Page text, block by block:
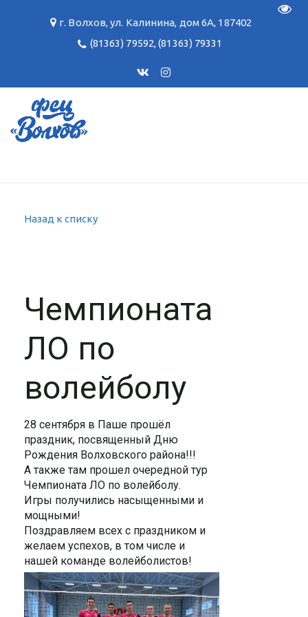
г. Волхов,ул. Калинина, дом 6А, 187402
(81363) 79592,(81363) 79331
Назад к списку
Чемпионата
ЛО по
волейболу
28 сентября в Паше прошёл
праздник, посвященный Дню
Рождения Волховского района!!!
А также там прошел очередной тур
Чемпионата ЛО по волейболу.
Игры получились насыщенными и
мощными!
Поздравляем всех с праздником и
желаем успехов, в том числе и
нашей команде волейболистов!